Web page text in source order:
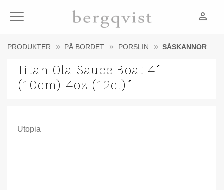
Meny person_outline
PRODUKTER PÅ BORDET PORSLIN SÅSKANNOR
Titan Ola Sauce Boat 4´
(10cm) 4oz (12cl)´
Utopia